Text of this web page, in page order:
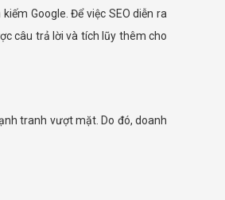
Google. Để việc SEO diễn ra
câu trả lời và tích lũy thêm cho
tranh vượt mặt. Do đó, doanh